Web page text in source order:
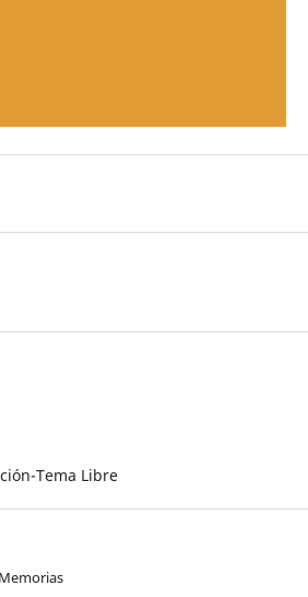
Tema Libre